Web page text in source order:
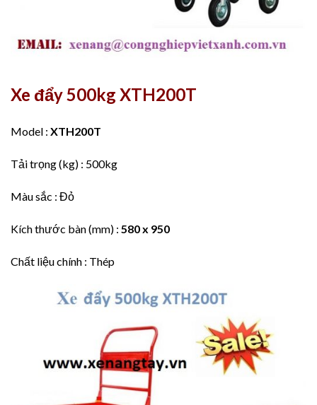
Xe đẩy 500kg XTH200T
Model : XTH200T
Tải trọng (kg) : 500kg
Màu sắc : Đỏ
Kích thước bàn (mm) : 580 x 950
Chất liệu chính : Thép